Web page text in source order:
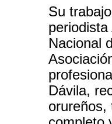
Su
Nacional
Dávila,
orureños,